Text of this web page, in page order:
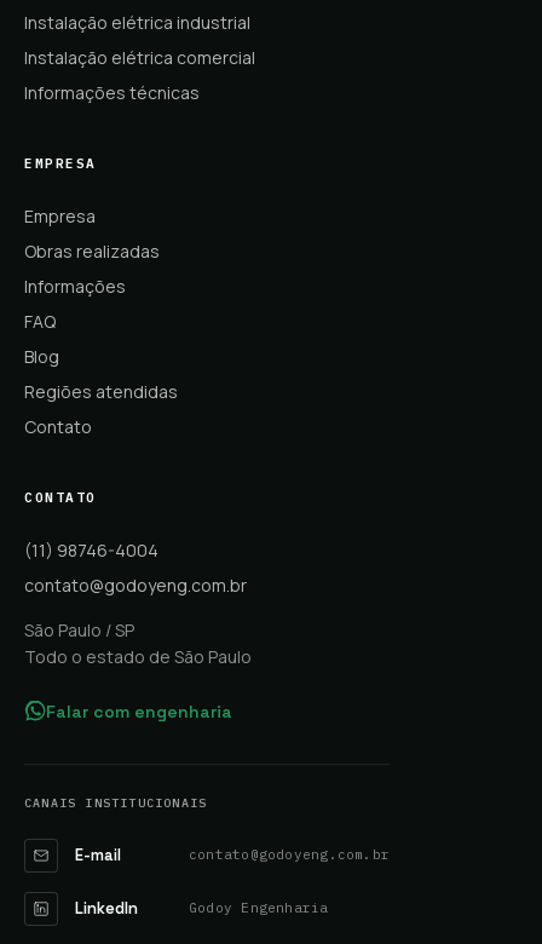
Instalação elétrica industrial
Instalação elétrica comercial
Informações técnicas
EMPRESA
Empresa
Obras realizadas
Informações
FAQ
Blog
Regiões atendidas
Contato
CONTATO
(11) 98746-4004
contato@godoyeng.com.br
São Paulo / SP
Todo o estado de São Paulo
Falar com engenharia
CANAIS INSTITUCIONAIS
E-mail contato@godoyeng.com.br
LinkedIn Godoy Engenharia